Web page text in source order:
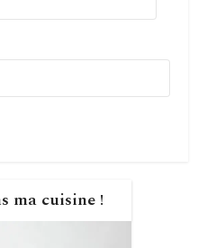
ma cuisine !